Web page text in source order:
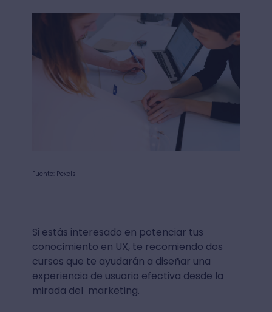
Fuente: Pexels
Si estás interesado en potenciar tus
conocimiento en UX, te recomiendo dos
cursos que te ayudarán a diseñar una
experiencia de usuario efectiva desde la
mirada del marketing.